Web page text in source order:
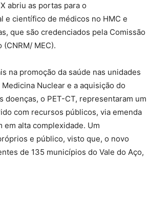
abriu as portas para o
e científico de médicos no HMC e
que são credenciados pela Comissão
MEC).
na promoção da saúde nas unidades
Nuclear e a aquisição do
o PET-CT, representaram um
com recursos públicos, via emenda
em alta complexidade. Um
e público, visto que, o novo
de 135 municípios do Vale do Aço,